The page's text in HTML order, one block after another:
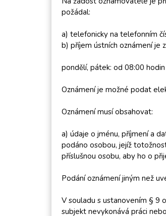
požádal:
a) telefonicky na telefonním
b) příjem ústních oznámení je
pondělí, pátek: od 08:00
Oznámení je možné podat
Oznámení musí obsahovat:
a) údaje o jménu, příjmení a
podáno osobou, jejíž
příslušnou osobu, aby ho o
Podání oznámení jiným než
V souladu s ustanovením § 9
subjekt nevykonává práci